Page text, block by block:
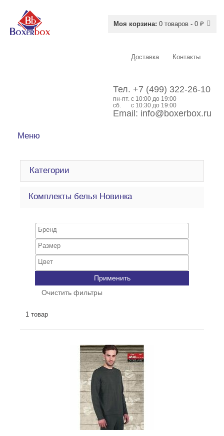
Моя корзина: 0 товаров - 0 ₽
Доставка Контакты
Тел. +7 (499) 322-26-10
пн-пт. c 10:00 до 19:00
сб.
с 10:30 до 19:00
Email: info@boxerbox.ru
Меню
Категории
Комплекты белья Новинка
Применить
Очистить фильтры
1 товар